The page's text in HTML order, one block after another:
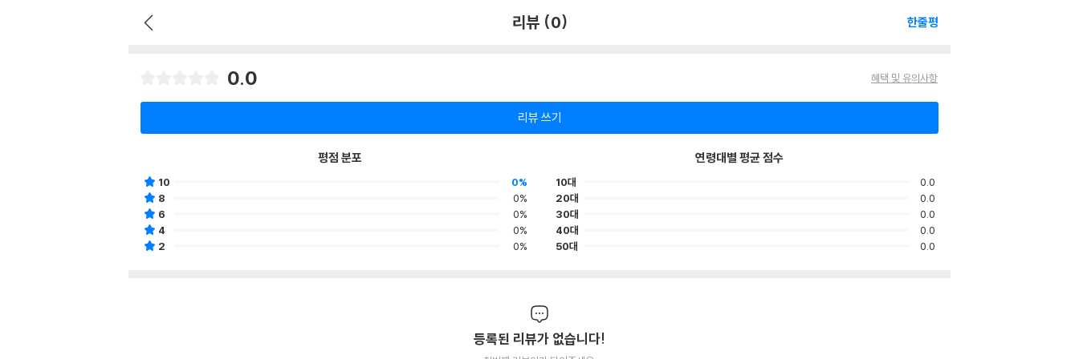
리뷰 (0) 한줄평
0.0 혜택 및 유의사항
리뷰 쓰기
평점 분포
10
0%
8
0%
6
0%
4
0%
2
0%
연령대별 평균 점수
10대
0.0
20대
0.0
30대
0.0
40대
0.0
50대
0.0
등록된 리뷰가 없습니다!